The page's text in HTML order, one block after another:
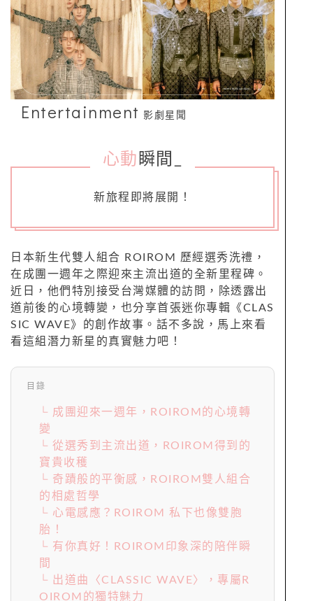
Entertainment 影劇星聞
心動 瞬間
新旅程即將展開！
日本新生代雙人組合 ROIROM 歷經選秀洗禮，
在成團一週年之際迎來主流出道的全新里程碑。
近日，他們特別接受台灣媒體的訪問，除透露出
道前後的心境轉變，也分享首張迷你專輯《CLAS
SIC WAVE》的創作故事。話不多說，馬上來看
看這組潛力新星的真實魅力吧！
目錄
└ 成團迎來一週年，ROIROM的心境轉
變
└ 從選秀到主流出道，ROIROM得到的
寶貴收穫
└ 奇蹟般的平衡感，ROIROM雙人組合
的相處哲學
└ 心電感應？ROIROM 私下也像雙胞
胎！
└ 有你真好！ROIROM印象深的陪伴瞬
間
└ 出道曲〈CLASSIC WAVE〉，專屬R
OIROM的獨特魅力